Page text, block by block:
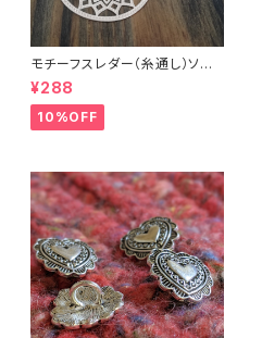
モチーフスレダー（糸通し）ソー
イング小物
¥288
10%OFF